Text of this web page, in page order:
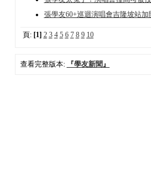
張學友60+巡迴演唱會吉隆坡站加
頁: [1] 2 3 4 5 6 7 8 9 10
查看完整版本: 『學友新聞』